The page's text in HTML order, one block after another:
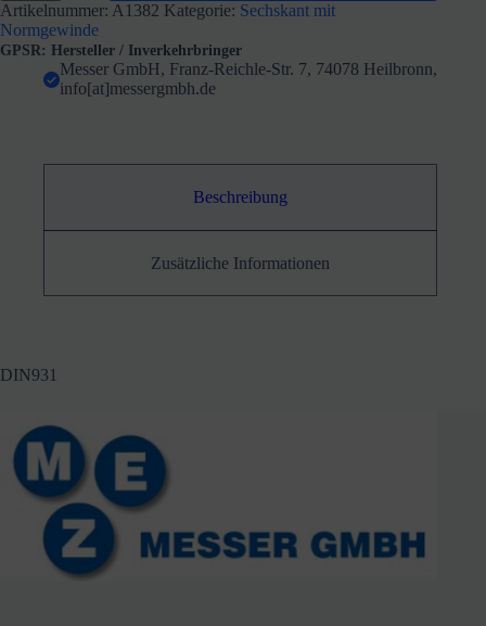
10.9
Menge
Artikelnummer: A1382 Kategorie: Sechskant mit
Normgewinde
GPSR: Hersteller / Inverkehrbringer
Messer GmbH, Franz-Reichle-Str. 7, 74078 Heilbronn,
info[at]messergmbh.de
Beschreibung
Zusätzliche Informationen
DIN931